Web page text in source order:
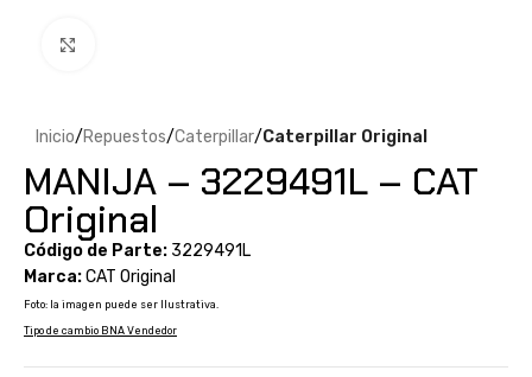
Inicio Repuestos Caterpillar Caterpillar Original
MANIJA – 3229491L – CAT
Original
Código de Parte: 3229491L
Marca:CAT Original
Foto: la imagen puede ser Ilustrativa.
Tipo de cambio BNA Vendedor